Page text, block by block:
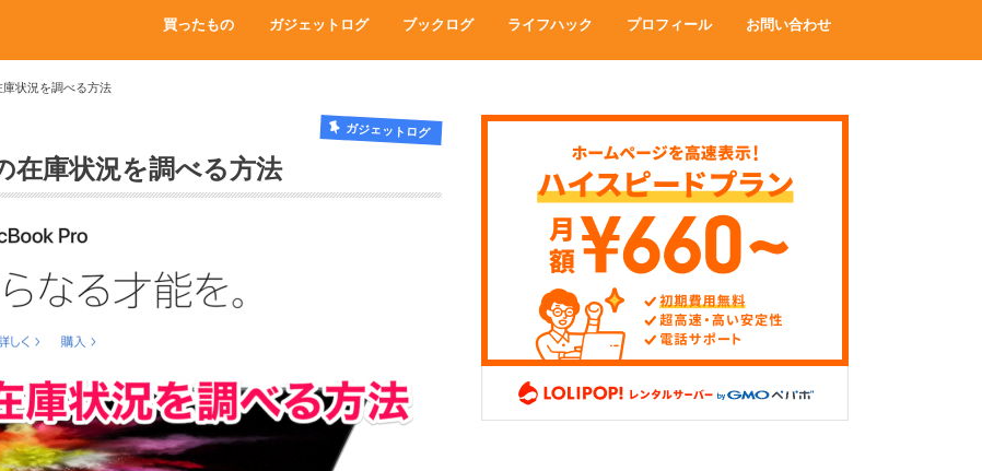
買ったもの ガジェットログ ブックログ ライフハック プロフィール お問い合わせ
状況を調べる方法
ガジェットログ
在庫状況を調べる方法